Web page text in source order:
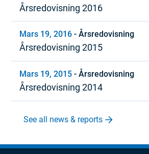
Årsredovisning 2016
Mars 19, 2016 -Årsredovisning
Årsredovisning 2015
Mars 19, 2015 -Årsredovisning
Årsredovisning 2014
See all news & reports